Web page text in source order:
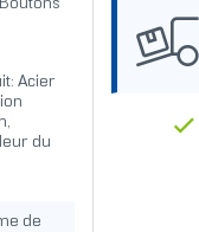
Boutons
Acier
du
de